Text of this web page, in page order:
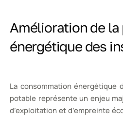
Amélioration de
énergétique des
La consommation énergétique
potable représente un enjeu
d’exploitation et d’empreinte